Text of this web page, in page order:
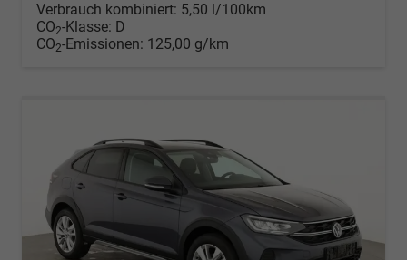
Verbrauch kombiniert: 5,50 l/100km
CO2-Klasse: D
CO2-Emissionen: 125,00 g/km